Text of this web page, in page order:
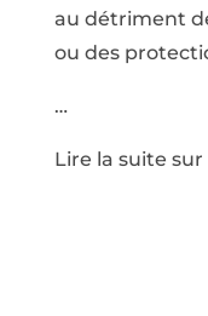
au détriment
ou des
…
Lire la suite sur